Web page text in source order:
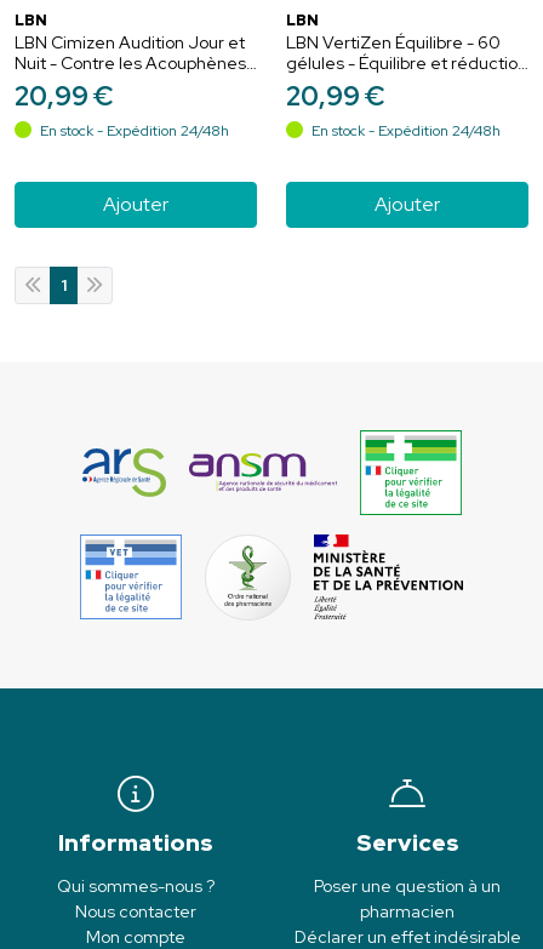
LBN
LBN Cimizen Audition Jour et
Nuit - Contre les Acouphènes -
60 gélules (30 jours / 30 nuits)
20,99€
En stock - Expédition 24/48h
Ajouter
LBN
LBN VertiZen Équilibre - 60
gélules - Équilibre et réduction
des vertiges
20,99€
En stock - Expédition 24/48h
Ajouter
1
Informations
Qui sommes-nous ?
Nous contacter
Mon compte
Services
Poser une question à un
pharmacien
Déclarer un effet indésirable